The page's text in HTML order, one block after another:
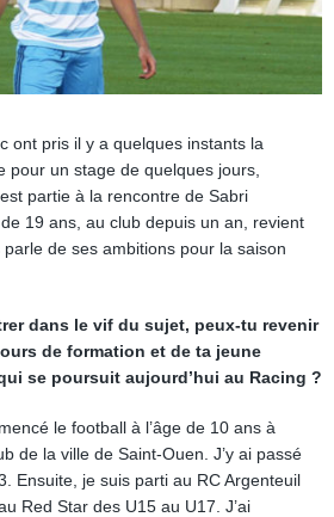
ont pris il y a quelques instants la
pour un stage de quelques jours,
partie à la rencontre de Sabri
19 ans, au club depuis un an, revient
de ses ambitions pour la saison
dans le vif du sujet, peux-tu revenir
de formation et de ta jeune
se poursuit aujourd’hui au Racing ?
le football à l’âge de 10 ans à
de la ville de Saint-Ouen. J’y ai passé
Ensuite, je suis parti au RC Argenteuil
Red Star des U15 au U17. J’ai